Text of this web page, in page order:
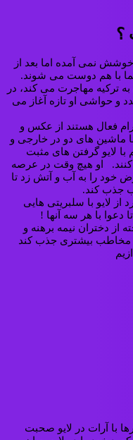
؟
خوشش نمی آمده اما بعد از
با هم دوست می شوند.
به ترکیه مهاجرت می کند، در
و حواشی او تازه آغاز می
فعال هستند از عکس و
ماشین های دو در خارجی و
لایو گرفتن های مثبت
او هیچ وقت در عرصه
خود را به آب و آتش زد تا
جذب کند.
از لایو با سلبریتی هایی
دعوا با هر سه آنها !
از دختران نیمه برهنه و
مخاطب بیشتری جذب کند
با آرات در لایو صحبت